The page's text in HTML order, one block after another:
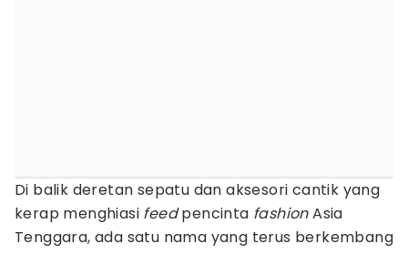
Di balik deretan sepatu dan aksesori cantik yang
kerap menghiasi feedpencinta fashionAsia
Tenggara, ada satu nama yang terus berkembang